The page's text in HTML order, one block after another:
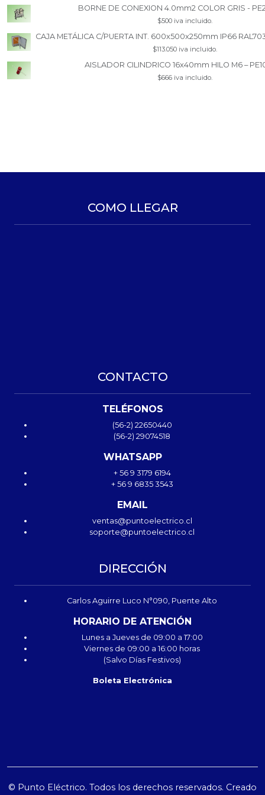
BORNE DE CONEXION 4.0mm2 COLOR GRIS -
$500 iva incluido.
CAJA METÁLICA C/PUERTA INT. 600x500x250mm IP66
$113.050 iva incluido.
AISLADOR CILINDRICO 16x40mm HILO M6 –
$666 iva incluido.
COMO LLEGAR
CONTACTO
TELÉFONOS
(56-2) 22650440
(56-2) 29074518
WHATSAPP
+ 56 9 3179 6194
+ 56 9 6835 3543
EMAIL
ventas@puntoelectrico.cl
soporte@puntoelectrico.cl
DIRECCIÓN
Carlos Aguirre Luco N°090, Puente Alto
HORARIO DE ATENCIÓN
Lunes a Jueves de 09:00 a 17:00
Viernes de 09:00 a 16:00 horas
(Salvo Días Festivos)
Boleta Electrónica
© Punto Eléctrico. Todos los derechos reservados. Creado